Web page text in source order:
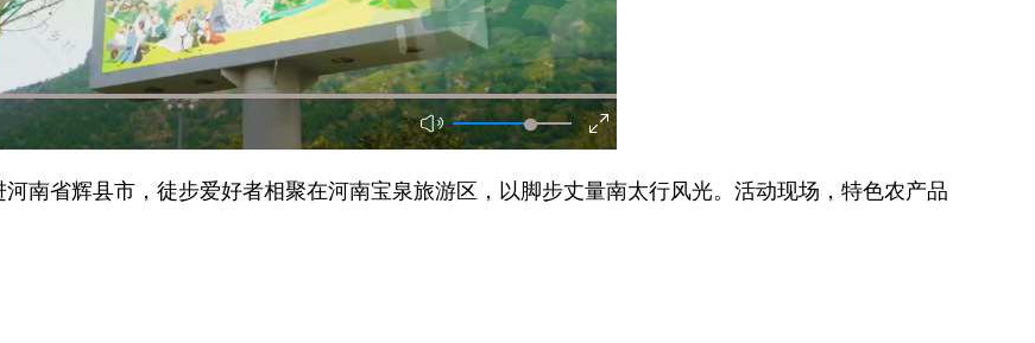
南省辉县市，徒步爱好者相聚在河南宝泉旅游区，以脚步丈量南太行风光。活动现场，特色农产品